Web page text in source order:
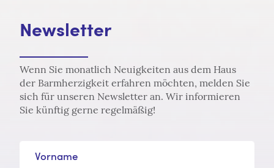
Newsletter
Wenn Sie monatlich Neuigkeiten aus dem Haus
der Barmherzigkeit erfahren möchten, melden Sie
sich für unseren Newsletter an. Wir informieren
Sie künftig gerne regelmäßig!